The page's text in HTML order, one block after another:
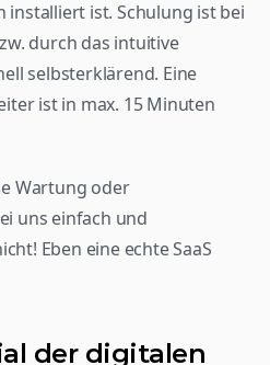
ist. Schulung ist bei
durch das intuitive
selbsterklärend. Eine
ist in max. 15 Minuten
Wartung oder
uns einfach und
Eben eine echte SaaS
der digitalen